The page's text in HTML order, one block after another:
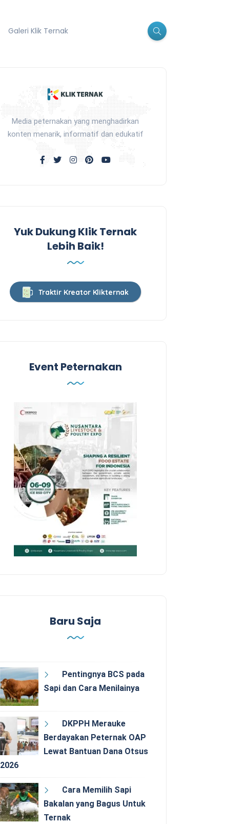
Galeri Klik Ternak
Media peternakan yang menghadirkan
konten menarik, informatif dan edukatif
Yuk Dukung Klik Ternak
Lebih Baik!
Traktir Kreator Klikternak
Event Peternakan
Baru Saja
Pentingnya BCS pada
Sapi dan Cara Menilainya
DKPPH Merauke
Berdayakan Peternak OAP
Lewat Bantuan Dana Otsus
2026
Cara Memilih Sapi
Bakalan yang Bagus Untuk
Ternak